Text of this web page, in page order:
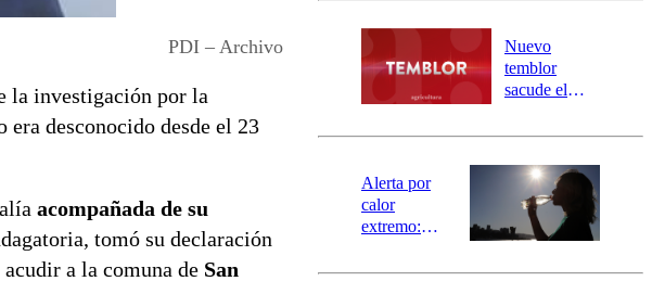
PDI – Archivo
la investigación por la
desconocido desde el 23
acompañada de su
tomó su declaración
a la comuna de San
río Damas:
activa
mensajería
SAE
Nuevo
temblor
sacude el
revisa la
epicentro
Alerta por
calor
extremo:
activa Alerta